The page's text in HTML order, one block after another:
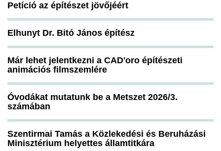
Petíció az építészet jövőjéért
Elhunyt Dr. Bitó János építész
Már lehet jelentkezni a CAD'oro építészeti
animációs filmszemlére
Óvodákat mutatunk be a Metszet 2026/3.
számában
Szentirmai Tamás a Közlekedési és Beruházási
Minisztérium helyettes államtitkára